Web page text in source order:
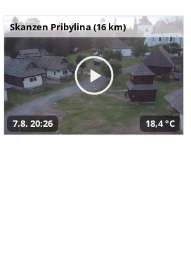
Skanzen Pribylina (16 km)
7.8. 20:26 18,4 °C